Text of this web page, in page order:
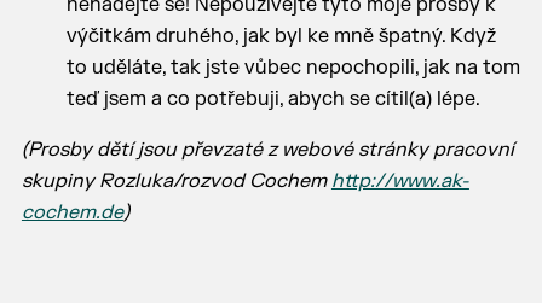
nehádejte se! Nepoužívejte tyto moje prosby k
výčitkám druhého, jak byl ke mně špatný. Když
to uděláte, tak jste vůbec nepochopili, jak na tom
teď jsem a co potřebuji, abych se cítil(a) lépe.
(Prosby dětí jsou převzaté z webové stránky pracovní
skupiny Rozluka/rozvod Cochem http://www.ak-
cochem.de)